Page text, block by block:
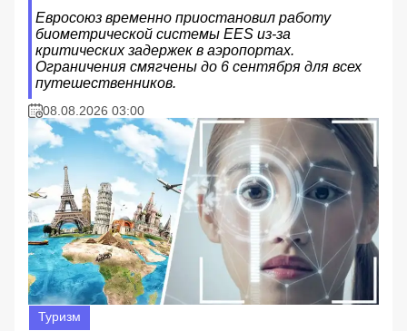
Евросоюз временно приостановил работу
биометрической системы EES из-за
критических задержек в аэропортах.
Ограничения смягчены до 6 сентября для всех
путешественников.
08.08.2026 03:00
Туризм